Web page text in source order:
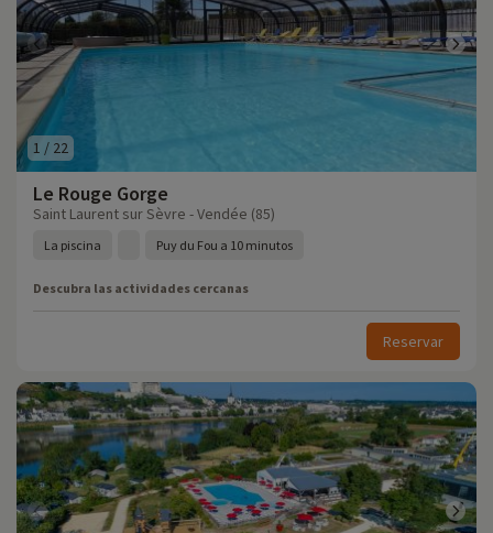
1 / 22
Le Rouge Gorge
Saint Laurent sur Sèvre - Vendée (85)
La piscina Puy du Fou a 10 minutos
Descubra las actividades cercanas
Reservar